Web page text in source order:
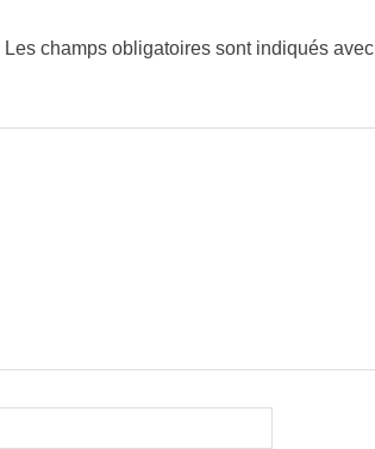
Les champs obligatoires sont indiqués avec